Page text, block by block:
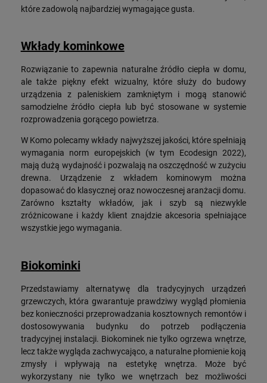
które zadowolą najbardziej wymagające gusta.
Wkłady kominkowe
Rozwiązanie to zapewnia naturalne źródło ciepła w domu,
ale także piękny efekt wizualny, które służy do budowy
urządzenia z paleniskiem zamkniętym i mogą stanowić
samodzielne źródło ciepła lub być stosowane w systemie
rozprowadzenia gorącego powietrza.
W Komo polecamy wkłady najwyższej jakości, które spełniają
wymagania norm europejskich (w tym Ecodesign 2022),
mają dużą wydajność i pozwalają na oszczędność w zużyciu
drewna. Urządzenie z wkładem kominowym można
dopasować do klasycznej oraz nowoczesnej aranżacji domu.
Zarówno kształty wkładów, jak i szyb są niezwykle
zróżnicowane i każdy klient znajdzie akcesoria spełniające
wszystkie jego wymagania.
Biokominki
Przedstawiamy alternatywę dla tradycyjnych urządzeń
grzewczych, która gwarantuje prawdziwy wygląd płomienia
bez konieczności przeprowadzania kosztownych remontów i
dostosowywania budynku do potrzeb podłączenia
tradycyjnej instalacji. Biokominek nie tylko ogrzewa wnętrze,
lecz także wygląda zachwycająco, a naturalne płomienie koją
zmysły i wpływają na estetykę wnętrza. Może być
wykorzystany nie tylko we wnętrzach bez możliwości